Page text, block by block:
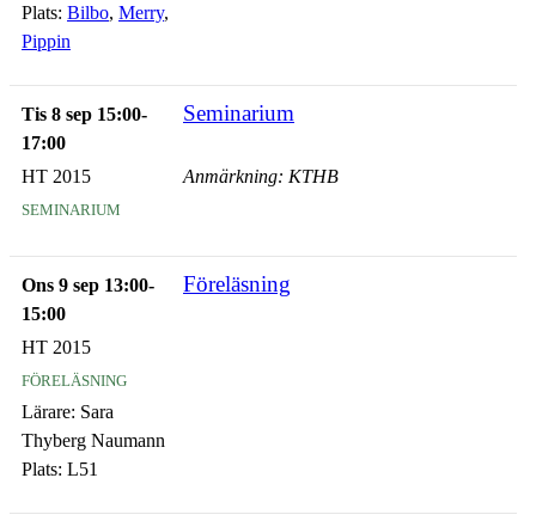
Plats: Bilbo, Merry,
Pippin
Tis 8 sep 15:00-
17:00
Seminarium
HT 2015
seminarium
Anmärkning: KTHB
Ons 9 sep 13:00-
15:00
Föreläsning
HT 2015
föreläsning
Lärare: Sara
Thyberg Naumann
Plats: L51